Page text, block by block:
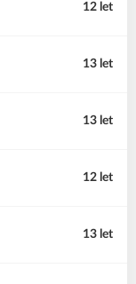
12 let
13 let
13 let
12 let
13 let